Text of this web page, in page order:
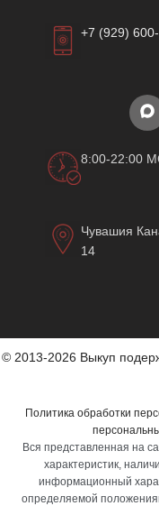
+7 (929)
8:00-22:00
Чувашия
14
© 2013-2026 Выкуп
Политика обработки
Вся представленная на
характеристик,
информационный
определяемой